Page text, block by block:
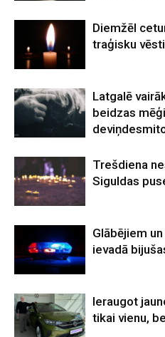
Diemžēl
traģisku vēsti
Latgalē
beidzas
Trešdiena
Siguldas
Glābējiem
ievadā
Ieraugot
tikai vienu,